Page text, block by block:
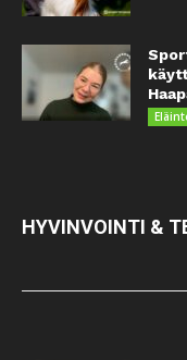
HYVINVOINTI &